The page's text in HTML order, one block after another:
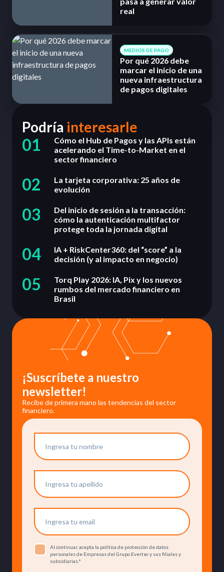
real
MEDIOS DE PAGO
Por qué 2026 debe
marcar el inicio de una
nueva infraestructura
de pagos digitales
¡Suscríbete a nuestro
newsletter!
Recibe de primera mano las tendencias del sector
financiero.
Al continuar, acepta la política de protección de datos
personales de Empresas del Grupo Evertec y sus filiales y
subsidiarias.*
Podría interesarle
01
Cómo el Hub de Pagos y las APIs están
acelerando el Time-to-Market en el
sector financiero
02
La tarjeta corporativa: 25 años de
evolución
03
Del inicio de sesión a la transacción:
cómo la autenticación multifactor
protege toda la jornada digital
04
IA + RiskCenter360: del “score” a la
decisión (y al impacto en negocio)
05
Torq Play 2026: IA, Pix y los nuevos
rumbos del mercado financiero en
Brasil